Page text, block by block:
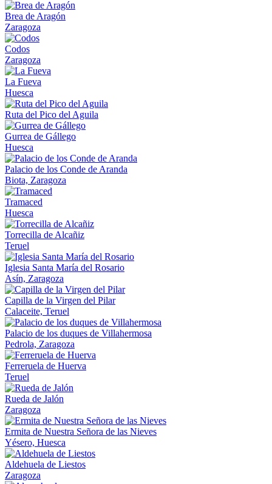
Brea de Aragón
Zaragoza
Codos
Zaragoza
La Fueva
Huesca
Ruta del Pico del Aguila
Gurrea de Gállego
Huesca
Palacio de los Conde de Aranda
Biota, Zaragoza
Tramaced
Huesca
Torrecilla de Alcañiz
Teruel
Iglesia Santa María del Rosario
Asín, Zaragoza
Capilla de la Virgen del Pilar
Calaceite, Teruel
Palacio de los duques de Villahermosa
Pedrola, Zaragoza
Ferreruela de Huerva
Teruel
Rueda de Jalón
Zaragoza
Ermita de Nuestra Señora de las Nieves
Yésero, Huesca
Aldehuela de Liestos
Zaragoza